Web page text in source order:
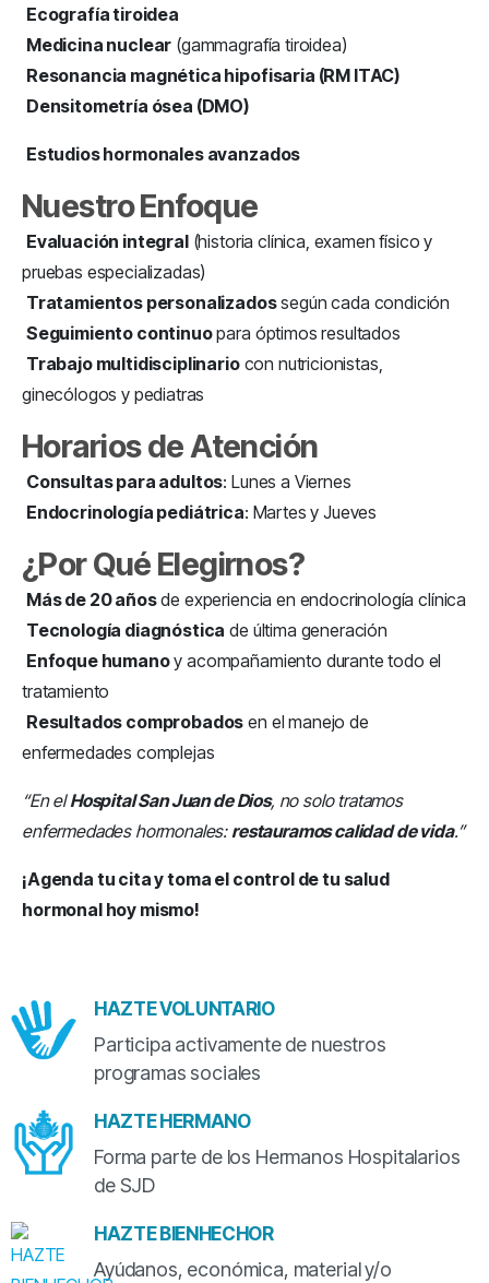
Ecografía tiroidea
Medicina nuclear (gammagrafía tiroidea)
Resonancia magnética hipofisaria (RM ITAC)
Densitometría ósea (DMO)
Estudios hormonales avanzados
Nuestro Enfoque
Evaluación integral(historia clínica, examen físico y
pruebas especializadas)
Tratamientos personalizadossegún cada condición
Seguimiento continuopara óptimos resultados
Trabajo multidisciplinariocon nutricionistas,
ginecólogos y pediatras
Horarios de Atención
Consultas para adultos: Lunes a Viernes
Endocrinología pediátrica: Martes y Jueves
¿Por Qué Elegirnos?
Más de 20 añosde experiencia en endocrinología clínica
Tecnología diagnóstica de última generación
Enfoque humanoy acompañamiento durante todo el
tratamiento
Resultados comprobados en el manejo de
enfermedades complejas
“En elHospital San Juan de Dios, no solo tratamos
enfermedades hormonales:restauramos calidad de vida.”
¡Agenda tu cita y toma el control de tu salud
hormonal hoy mismo!
HAZTE VOLUNTARIO
Participa activamente de nuestros
programas sociales
HAZTE HERMANO
Forma parte de los Hermanos Hospitalarios
de SJD
HAZTE BIENHECHOR
Ayúdanos, económica, material y/o